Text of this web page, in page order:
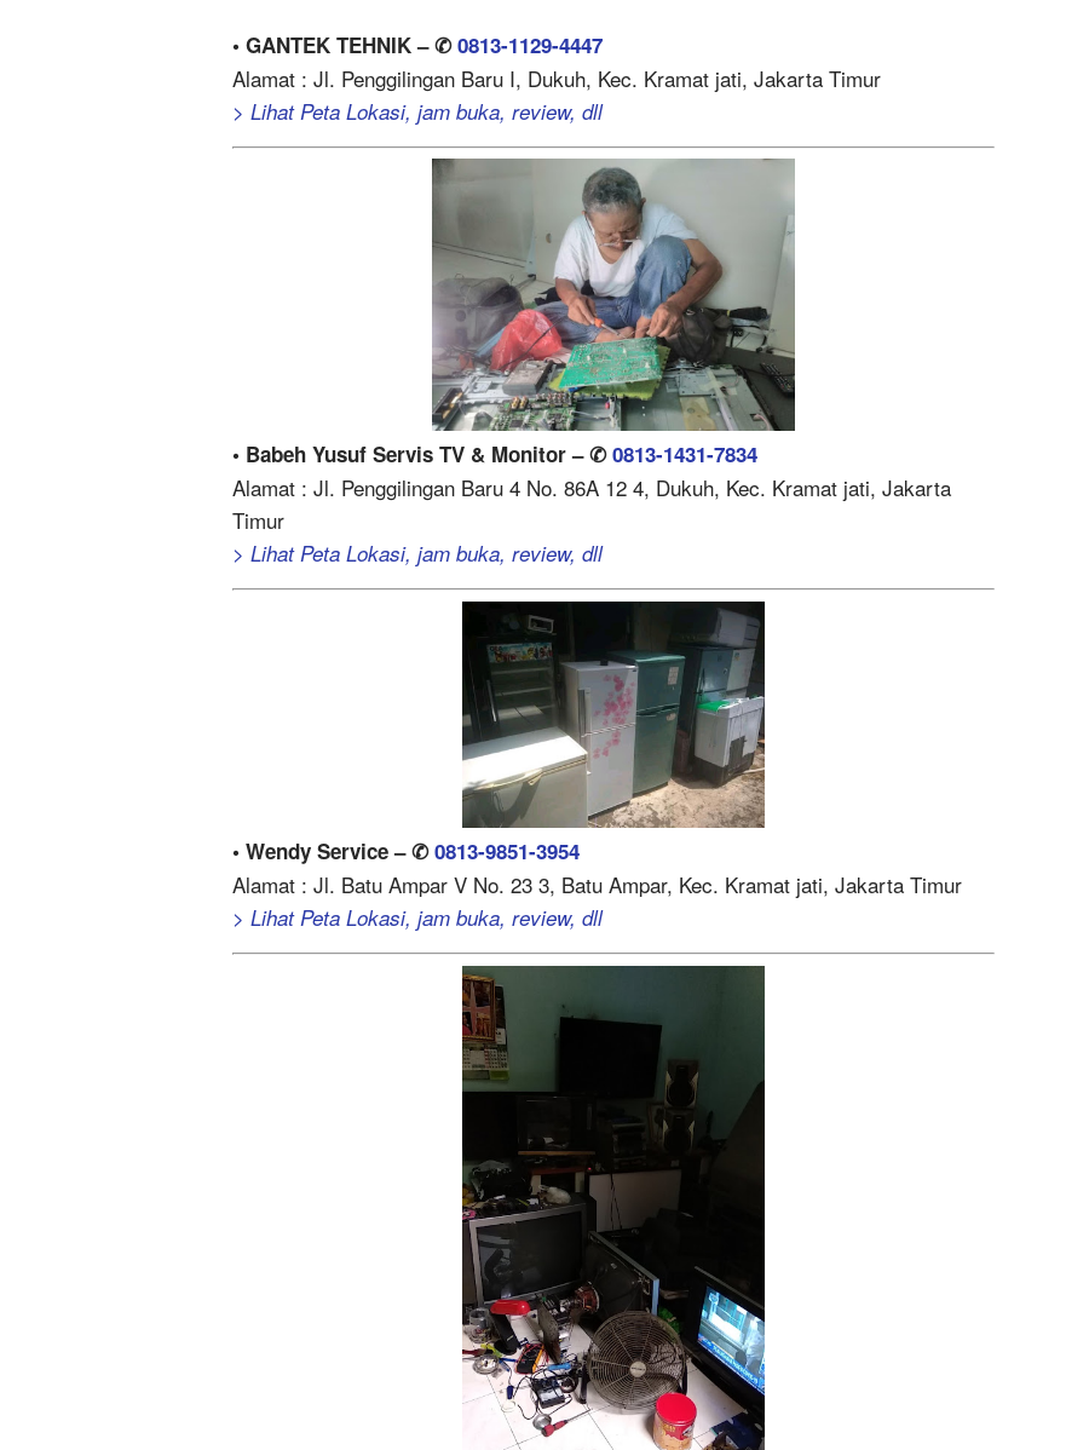
• GANTEK TEHNIK – ✆0813-1129-4447
Alamat : Jl. Penggilingan Baru I, Dukuh, Kec. Kramat jati, Jakarta Timur
> Lihat Peta Lokasi, jam buka, review, dll
• Babeh Yusuf Servis TV & Monitor – ✆0813-1431-7834
Alamat : Jl. Penggilingan Baru 4 No. 86A 12 4, Dukuh, Kec. Kramat jati, Jakarta
Timur
> Lihat Peta Lokasi, jam buka, review, dll
• Wendy Service – ✆0813-9851-3954
Alamat : Jl. Batu Ampar V No. 23 3, Batu Ampar, Kec. Kramat jati, Jakarta Timur
> Lihat Peta Lokasi, jam buka, review, dll